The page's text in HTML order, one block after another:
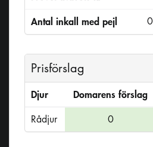
Antal inkall med pejl
0
Prisförslag
Djur Domarens förslag
Rådjur
0